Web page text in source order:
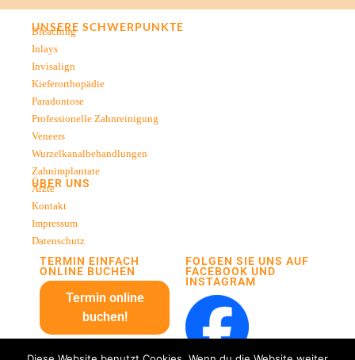
UNSERE SCHWERPUNKTE
Bleaching
Inlays
Invisalign
Kieferorthopädie
Paradontose
Professionelle Zahnreinigung
Veneers
Wurzelkanalbehandlungen
Zahnimplantate
ÜBER UNS
Ärzte
Kontakt
Impressum
Datenschutz
TERMIN EINFACH
ONLINE BUCHEN
Termin online
buchen!
FOLGEN SIE UNS AUF
FACEBOOK UND
INSTAGRAM